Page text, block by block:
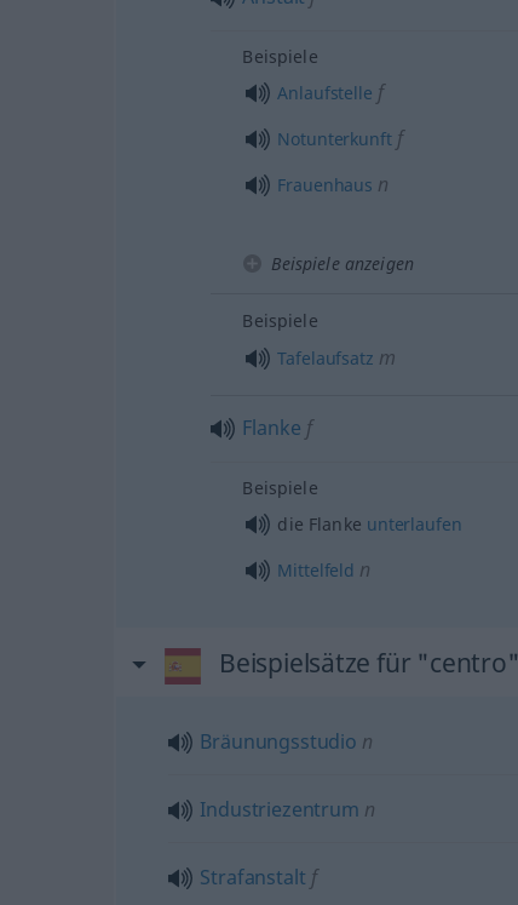
Beispiele
Anlaufstelle f
Notunterkunftf
Frauenhaus n
Beispiele anzeigen
Beispiele
Tafelaufsatz m
Flanke f
Beispiele
die Flanke unterlaufen
Mittelfeld n
Beispielsätze für "centro"
Bräunungsstudio n
Industriezentrum n
Strafanstalt f